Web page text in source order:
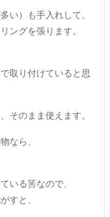
い）も手入れして、
ングを張ります。
取り付けていると思
そのまま使えます。
なら、
いる筈なので、
すと、